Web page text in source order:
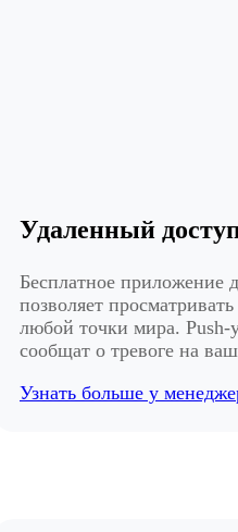
Удаленный
Бесплатное приложение
позволяет
любой точки мира. Push-
сообщат о тревоге на
Узнать больше у